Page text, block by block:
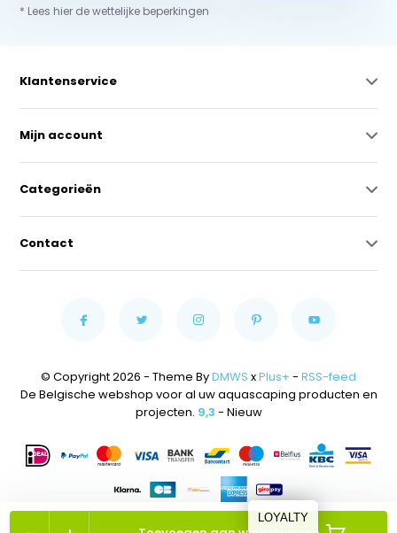
* Lees hier de wettelijke beperkingen
Klantenservice
Mijn account
Categorieën
Contact
© Copyright 2026 - Theme ByDMWS xPlus+ - RSS-feed
De Belgische webshop voor al uw aquascaping producten en
projecten. 9,3 - Nieuw
LOYALTY